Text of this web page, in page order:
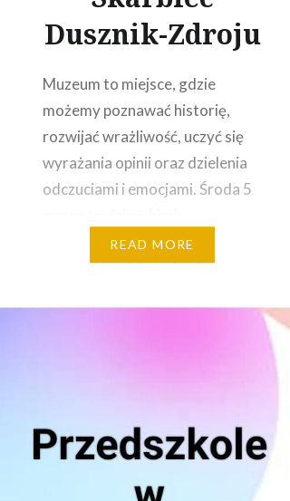
Dusznik-Zdroju
Muzeum to miejsce, gdzie
możemy poznawać historię,
rozwijać wrażliwość, uczyć się
wyrażania opinii oraz dzielenia
odczuciami i emocjami. Środa 5
rozmawialiśmy o muzeach- po
co są , co w nich może się
przyjął…
READ MORE